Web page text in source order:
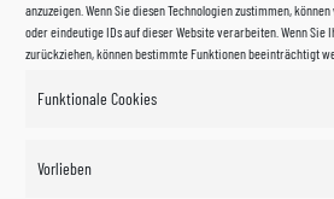
anzuzeigen. Wenn Sie diesen Technologien zustimmen,
oder eindeutige IDs auf dieser Website verarbeiten. Wenn
zurückziehen, können bestimmte Funktionen beeinträchtigt
Funktionale Cookies
Vorlieben